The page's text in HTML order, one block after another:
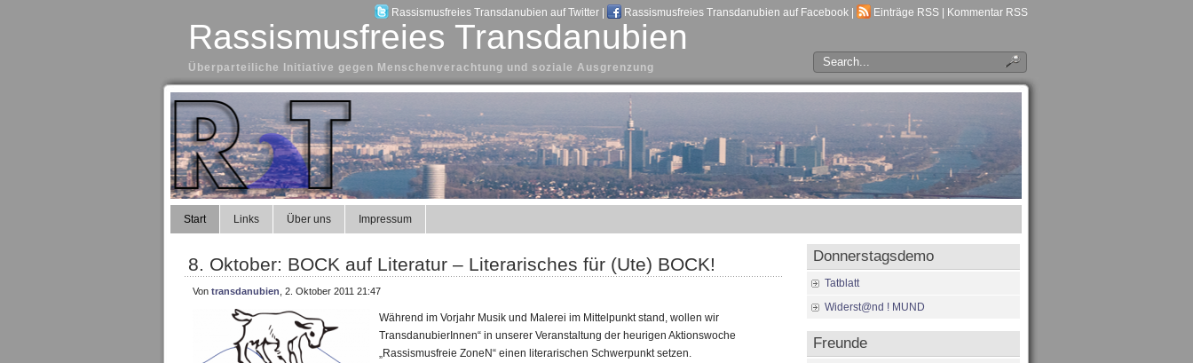
Rassismusfreies Transdanubien auf Twitter Rassismusfreies Transdanubien auf Facebook Einträge RSS Kommentar RSS
Rassismusfreies Transdanubien
Überparteiliche Initiative gegen Menschenverachtung und soziale Ausgrenzung
Start Links Über uns Impressum
8. Oktober: BOCK auf Literatur – Literarisches für (Ute) BOCK!
Von transdanubien , 2. Oktober 2011 21:47
Während im Vorjahr Musik und Malerei im Mittelpunkt stand, wollen wir
TransdanubierInnen“ in unserer Veranstaltung der heurigen Aktionswoche
„Rassismusfreie ZoneN“ einen literarischen Schwerpunkt setzen.
Donnerstagsdemo
Tatblatt
Widerst@nd ! MUND
Freunde